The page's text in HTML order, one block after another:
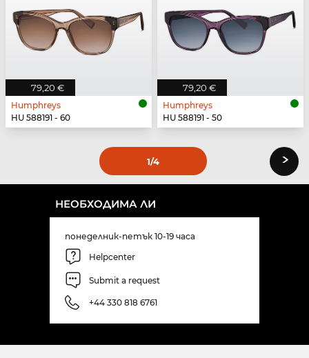
79,20 €
Humphreys
HU 588191 - 60
79,20 €
Humphreys
HU 588191 - 50
1/4 ›
НЕОБХОДИМА ЛИ
понеделник-петък 10-19 часа
Helpcenter
Submit a request
+44 330 818 6761